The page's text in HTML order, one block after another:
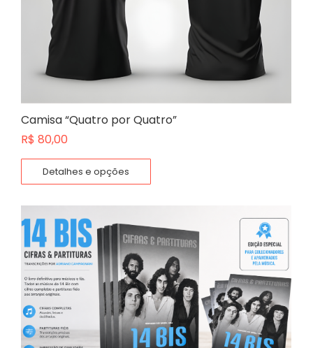
Camisa “Quatro por Quatro”
R$ 80,00
Detalhes e opções